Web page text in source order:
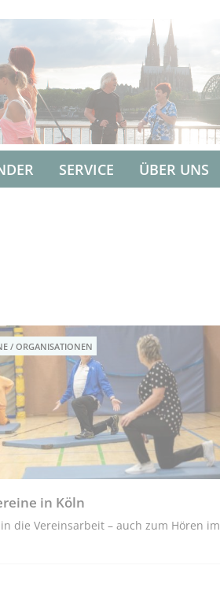
SERVICE ÜBER UNS
/ ORGANISATIONEN
in Köln
die Vereinsarbeit – auch zum Hören im